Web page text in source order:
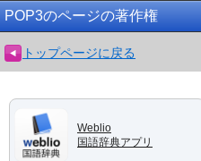
POP3のページの著作権
トップページに戻る
Weblio
国語辞典アプリ